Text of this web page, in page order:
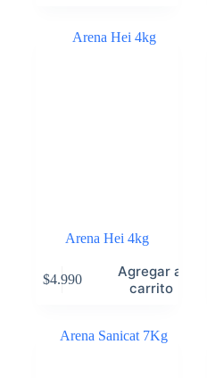
Arena Hei 4kg
$4.990
Agregar al
carrito